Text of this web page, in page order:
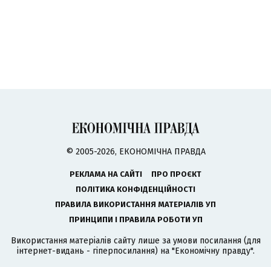
© 2005-2026, ЕКОНОМІЧНА ПРАВДА
РЕКЛАМА НА САЙТІ
ПРО ПРОЄКТ
ПОЛІТИКА КОНФІДЕНЦІЙНОСТІ
ПРАВИЛА ВИКОРИСТАННЯ МАТЕРІАЛІВ УП
ПРИНЦИПИ І ПРАВИЛА РОБОТИ УП
Використання матеріалів сайту лише за умови посилання (для
інтернет-видань - гіперпосилання) на "Економічну правду".